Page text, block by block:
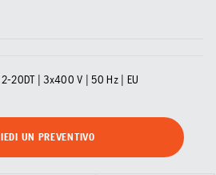
2-20DT | 3x400 V | 50 Hz | EU
UN PREVENTIVO